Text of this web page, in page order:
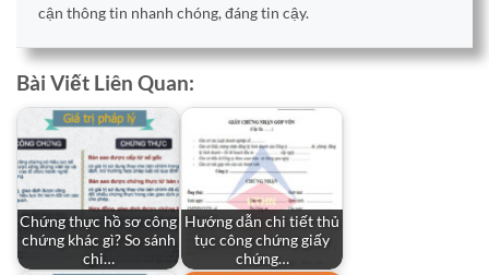
cận thông tin nhanh chóng, đáng tin cậy.
Bài Viết Liên Quan:
Chứng thực hồ sơ công
chứng khác gì? So sánh
chi…
Hướng dẫn chi tiết thủ
tục công chứng giấy
chứng…